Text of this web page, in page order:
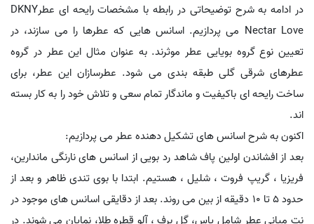
در ادامه به شرح توضیحاتی در رابطه با مشخصات رایحه ای عطرDKNY
Nectar Love می پردازیم. اسانس هایی که عطرها را می سازند، در
تعیین نوع گروه بویایی عطر موثرند. به عنوان مثال این عطر در گروه
عطرهای شرقی گلی طبقه بندی می شود. عطرسازان این عطر، برای
ساخت رایحه ای باکیفیت و ماندگار تمام سعی و تلاش خود را به کار بسته
اند.
اکنون به شرح اسانس های تشکیل دهنده عطر می پردازیم:
بعد از افشاندن اولین پاف شاهد رد بویی از اسانس های نارنگی ماندارین،
فریزیا ، گریپ فروت ، شلیل ، هستیم. ابتدا با بوی تندی ظاهر و بعد از
حدود 5 تا 10 دقیقه از بین می روند. بعد از دقایقی اسانس های موجود در
نت میانی عطر شامل یاس، گل برف ، آلو قطره طلا، نمایان می شوند. در